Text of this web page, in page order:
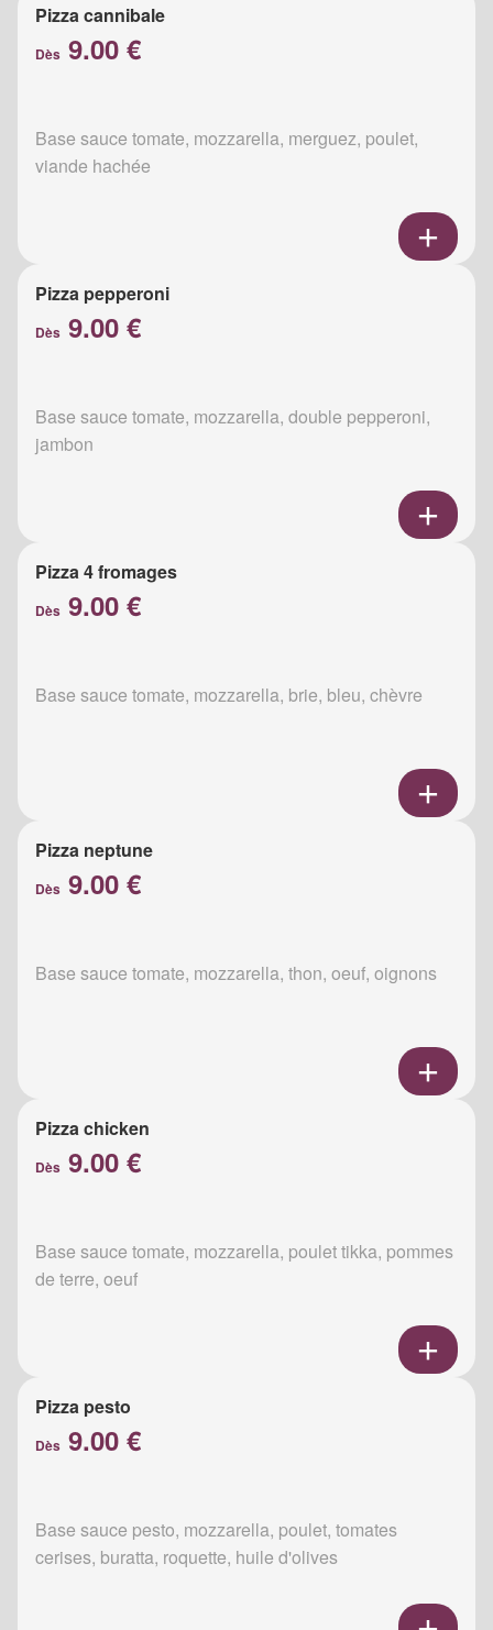
Pizza cannibale
Dès 9.00 €
Base sauce tomate, mozzarella, merguez, poulet,
viande hachée
Pizza pepperoni
Dès 9.00 €
Base sauce tomate, mozzarella, double pepperoni,
jambon
Pizza 4 fromages
Dès 9.00 €
Base sauce tomate, mozzarella, brie, bleu, chèvre
Pizza neptune
Dès 9.00 €
Base sauce tomate, mozzarella, thon, oeuf, oignons
Pizza chicken
Dès 9.00 €
Base sauce tomate, mozzarella, poulet tikka, pommes
de terre, oeuf
Pizza pesto
Dès 9.00 €
Base sauce pesto, mozzarella, poulet, tomates
cerises, buratta, roquette, huile d'olives